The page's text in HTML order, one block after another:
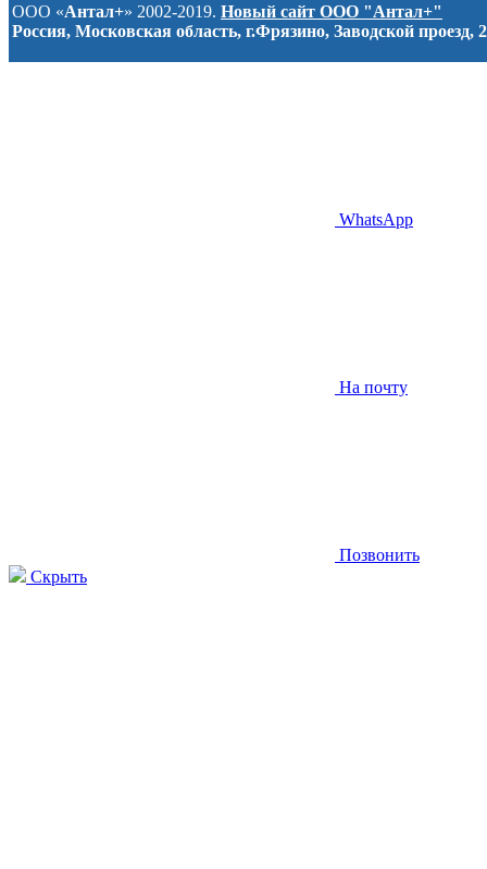
ООО «Антал+» 2002-2019. Новый сайт ООО "Антал+"
Россия, Московская область, г.Фрязино, Заводской проезд, 2
WhatsApp
На почту
Позвонить
Скрыть